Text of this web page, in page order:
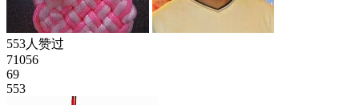
553人赞过
71056
69
553